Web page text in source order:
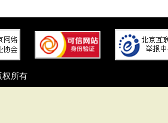
所有